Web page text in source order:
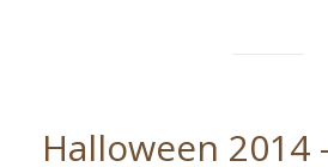
Halloween 2014